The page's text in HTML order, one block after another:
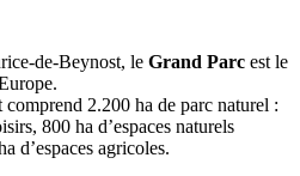
de-Beynost, le Grand Parc est le
comprend 2.200 ha de parc naturel :
800 ha d’espaces naturels
d’espaces agricoles.